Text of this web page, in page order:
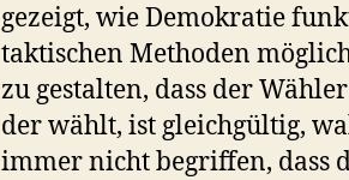
gezeigt, wie Demokratie
taktischen Methoden
zu gestalten, dass der
der wählt, ist gleichgültig,
immer nicht begriffen, dass